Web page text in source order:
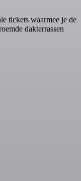
tickets waarmee je de
dakterrassen